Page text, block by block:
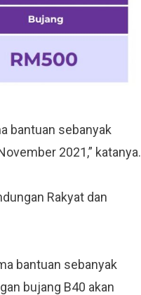
bantuan sebanyak
2021,” katanya.
Rakyat dan
bantuan sebanyak
bujang B40 akan